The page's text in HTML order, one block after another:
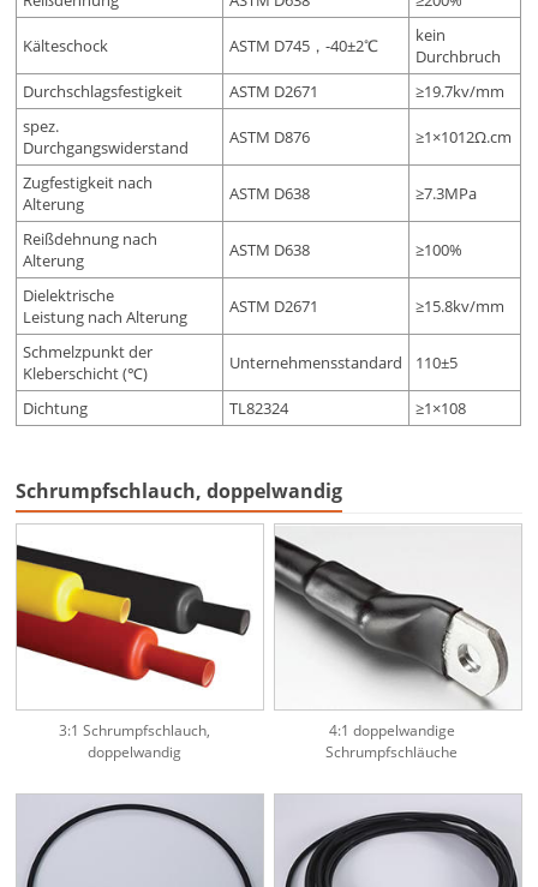
Kälteschock ASTM D745，-40±2℃
kein
Durchbruch
Durchschlagsfestigkeit
ASTM D2671
≥19.7kv/mm
spez.
Durchgangswiderstand
ASTM D876 ≥1×1012Ω.cm
Zugfestigkeit nach
Alterung
ASTM D638 ≥7.3MPa
Reißdehnung nach
Alterung
ASTM D638 ≥100%
Dielektrische
Leistung nach Alterung
ASTM D2671 ≥15.8kv/mm
Schmelzpunkt der
Kleberschicht (℃)
Unternehmensstandard 110±5
Dichtung TL82324 ≥1×108
Schrumpfschlauch, doppelwandig
3:1 Schrumpfschlauch,
doppelwandig
4:1 doppelwandige
Schrumpfschläuche